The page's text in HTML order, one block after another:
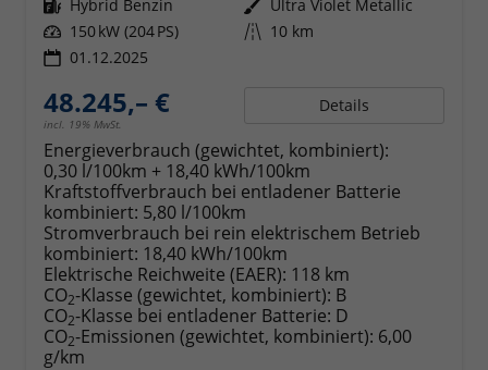
Kraftstoff Hybrid Benzin Außenfarbe Ultra Violet Metallic
Leistung 150 kW (204 PS) Kilometerstand 10 km
01.12.2025
48.245,– €
incl. 19% MwSt.
Details
Energieverbrauch (gewichtet, kombiniert):
0,30 l/100km + 18,40 kWh/100km
Kraftstoffverbrauch bei entladener Batterie
kombiniert: 5,80 l/100km
Stromverbrauch bei rein elektrischem Betrieb
kombiniert: 18,40 kWh/100km
Elektrische Reichweite (EAER): 118 km
CO2-Klasse (gewichtet, kombiniert): B
CO2-Klasse bei entladener Batterie: D
CO2-Emissionen (gewichtet, kombiniert): 6,00
g/km